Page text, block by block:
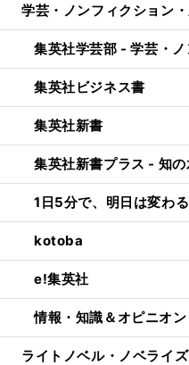
学芸・ノンフィクション
集英社学芸部 - 学芸・
集英社ビジネス書
集英社新書
集英社新書プラス - 知の
1日5分で、明日は変わ
kotoba
e!集英社
情報・知識＆オピニオ
ライトノベル・ノベライズ